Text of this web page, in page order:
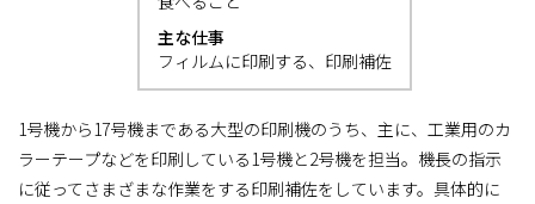
主な仕事
フィルムに印刷する、印刷補佐
1号機から17号機まである大型の印刷機のうち、主に、工業用のカ
ラーテープなどを印刷している1号機と2号機を担当。機長の指示
に従ってさまざまな作業をする印刷補佐をしています。具体的に